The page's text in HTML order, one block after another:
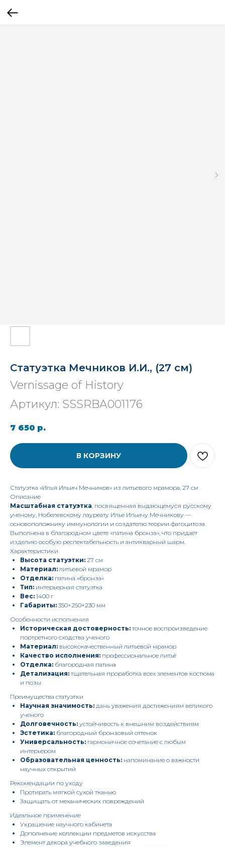
Статуэтка Мечников И.И., (27 см)
Vernissage of History
Артикул: SSSRBA001176
7 650 р.
В КОРЗИНУ
Статуэтка «Илья Ильич Мечников» из литьевого мрамора, 27 см
Описание
Масштабная статуэтка, посвященная выдающемуся русскому
ученому, Нобелевскому лауреату Илье Ильичу Мечникову —
основоположнику иммунологии и создателю теории фагоцитоза.
Выполнена в благородном цвете «патина бронза», что придает
изделию особую респектабельность и антикварный шарм.
Характеристики
Высота статуэтки: 27 см
Материал:литьевой мрамор
Отделка: патина «бронза»
Тип: интерьерная статуэтка
Вес: 1400 г
Габариты: 350×250×230 мм
Особенности исполнения
Историческая достоверность:точное воспроизведение
портретного сходства ученого
Материал: высококачественный литьевой мрамор
Качество исполнения: профессиональное литьё
Отделка: благородная патина
Детализация:тщательная проработка всех элементов костюма
и позы
Преимущества статуэтки
Научная значимость: дань уважения достижениям великого
ученого
Долговечность: устойчивость к внешним воздействиям
Эстетика: благородный бронзовый оттенок
Универсальность: гармоничное сочетание с любым
интерьером
Образовательная ценность: напоминание о важности
научных открытий
Рекомендации по уходу
Протирать мягкой сухой тканью
Защищать от механических повреждений
Идеальное применение
Украшение научного кабинета
Дополнение коллекции предметов искусства
Элемент декора учебного заведения